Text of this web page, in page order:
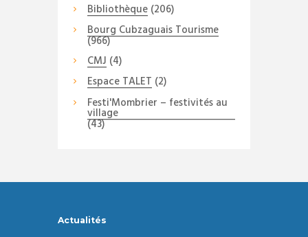
Bibliothèque(206)
Bourg Cubzaguais Tourisme
(966)
CMJ (4)
Espace TALET (2)
Festi'Mombrier – festivités au
village
(43)
Actualités